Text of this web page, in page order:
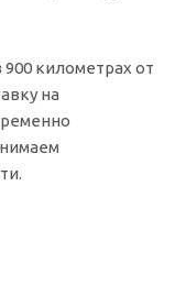
километрах от
на